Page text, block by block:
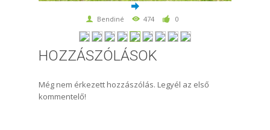
Bendiné 474 0
HOZZÁSZÓLÁSOK
Még nem érkezett hozzászólás. Legyél az első
kommentelő!